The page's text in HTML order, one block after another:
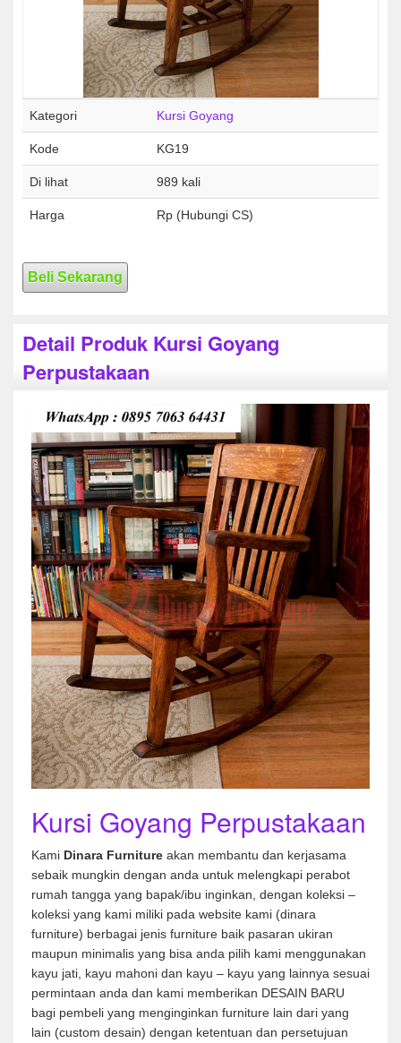
Kategori Kursi Goyang
Kode KG19
Di lihat 989 kali
Harga Rp (Hubungi CS)
Beli Sekarang
Detail Produk Kursi Goyang
Perpustakaan
Kursi Goyang Perpustakaan
Kami Dinara Furniture akan membantu dan kerjasama
sebaik mungkin dengan anda untuk melengkapi perabot
rumah tangga yang bapak/ibu inginkan, dengan koleksi –
koleksi yang kami miliki pada website kami (dinara
furniture) berbagai jenis furniture baik pasaran ukiran
maupun minimalis yang bisa anda pilih kami menggunakan
kayu jati, kayu mahoni dan kayu – kayu yang lainnya sesuai
permintaan anda dan kami memberikan DESAIN BARU
bagi pembeli yang menginginkan furniture lain dari yang
lain (custom desain) dengan ketentuan dan persetujuan